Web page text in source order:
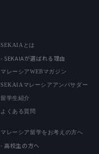
SEKAIAとは
- SEKAIAが選ばれる理由
マレーシアWEBマガジン
SEKAIAマレーシアアンバサダー
留学生紹介
よくある質問
マレーシア留学をお考えの方へ
- 高校生の方へ